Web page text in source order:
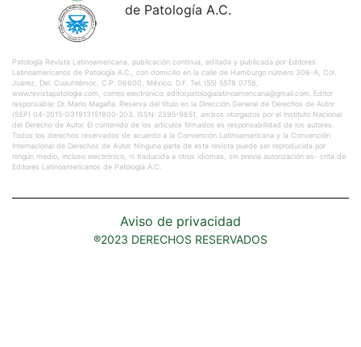
de Patología A.C.
Patología Revista Latinoamericana, publicación continua, editada y publicada por Editores
Latinoamericanos de Patología A.C., con domicilio en la calle de Hamburgo número 306-A, Col.
Juárez, Del. Cuauhtémoc, C.P. 06600, México, D.F. Tel. (55) 5578 0758,
www.revistapatologia.com, correo electrónico: editor.patologialatinoamericana@gmail.com. Editor
responsable: Dr. Mario Magaña. Reserva del título en la Dirección General de Derechos de Autor
(SEP) 04-2015-031913151800-203. ISSN: 2395-9851, ambos otorgados por el Instituto Nacional
del Derecho de Autor. El contenido de los artículos firmados es responsabilidad de los autores.
Todos los derechos reservados de acuerdo a la Convención Latinoamericana y la Convención
Internacional de Derechos de Autor. Ninguna parte de esta revista puede ser reproducida por
ningún medio, incluso electrónico, ni traducida a otros idiomas, sin previa autorización es- crita de
Editores Latinoamericanos de Patología A.C.
Aviso de privacidad
®2023 DERECHOS RESERVADOS